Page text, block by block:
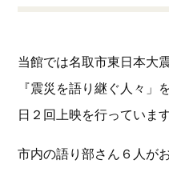
当館では名取市東日本大
『震災を語り継ぐ人々」
日２回上映を行っています
市内の語り部さん６人が